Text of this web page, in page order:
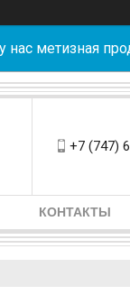
нас метизная
+7 (747)
КОНТАКТЫ